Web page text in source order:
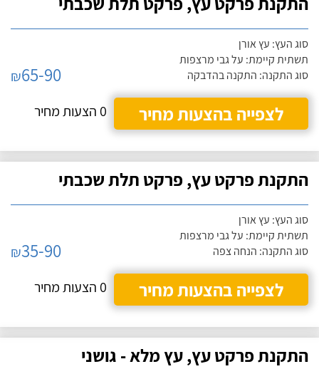
סוג העץ: עץ אורן
תשתית קיימת: על גבי מרצפות
סוג התקנה: התקנה בהדבקה
₪65-90
לצפייה בהצעות מחיר
0 הצעות מחיר
התקנת פרקט עץ, פרקט תלת שכבתי
סוג העץ: עץ אורן
תשתית קיימת: על גבי מרצפות
סוג התקנה: הנחה צפה
₪35-90
לצפייה בהצעות מחיר
0 הצעות מחיר
התקנת פרקט עץ, עץ מלא - גושני